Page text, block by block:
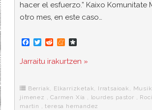
hacer el esfuerzo.” Kaixo Komunitate
otro mes, en este caso…
F
c
e
o
k
T
i
t
r
R
d
d
M
n
e
e
a
s
r
a
Jarraitu irakurtzen »
Berriak, Elkarrizketak, Irratsaioak ,
jimenez ,Carmen Xía , lourdes pastor ,
martin ,teresa hernandez